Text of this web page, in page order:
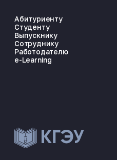
ЭНЕРГОКОД
Абитуриенту
Студенту
Выпускнику
Сотруднику
Работодателю
e-Learning